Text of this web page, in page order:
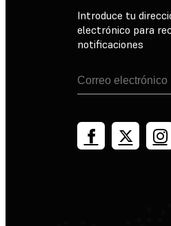
Introduce tu
electrónico para
notificaciones